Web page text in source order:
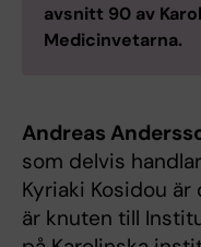
avsnitt 90 av
Medicinvetarna.
Andreas
som delvis
Kyriaki Kosidou
är knuten till